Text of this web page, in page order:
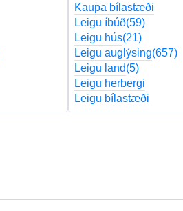
Kaupa bílastæði
Leigu íbúð(59)
Leigu hús(21)
Leigu auglýsing(657)
Leigu land(5)
Leigu herbergi
Leigu bílastæði